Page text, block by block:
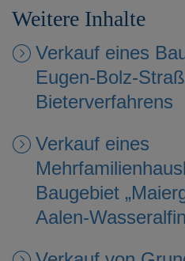
Weitere Inhalte
Verkauf eines
Eugen-Bolz-
Bieterverfahrens
Verkauf eines
Baugebiet
Aalen-